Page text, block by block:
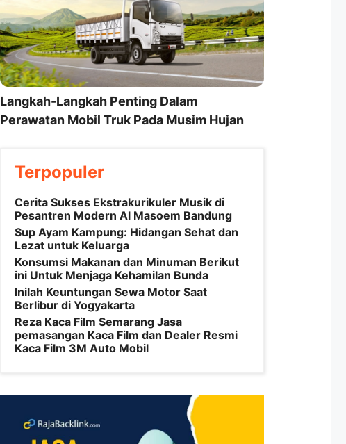
Langkah-Langkah Penting Dalam
Perawatan Mobil Truk Pada Musim Hujan
Terpopuler
Cerita Sukses Ekstrakurikuler Musik di
Pesantren Modern Al Masoem Bandung
Sup Ayam Kampung: Hidangan Sehat dan
Lezat untuk Keluarga
Konsumsi Makanan dan Minuman Berikut
ini Untuk Menjaga Kehamilan Bunda
Inilah Keuntungan Sewa Motor Saat
Berlibur di Yogyakarta
Reza Kaca Film Semarang Jasa
pemasangan Kaca Film dan Dealer Resmi
Kaca Film 3M Auto Mobil